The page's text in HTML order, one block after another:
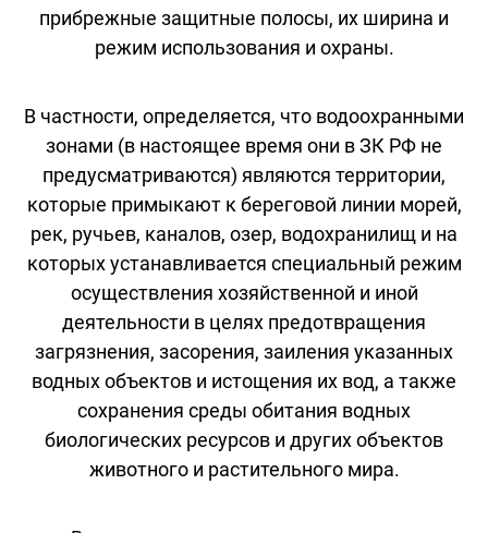
прибрежные защитные полосы, их ширина и
режим использования и охраны.
В частности, определяется, что водоохранными
зонами (в настоящее время они в ЗК РФ не
предусматриваются) являются территории,
которые примыкают к береговой линии морей,
рек, ручьев, каналов, озер, водохранилищ и на
которых устанавливается специальный режим
осуществления хозяйственной и иной
деятельности в целях предотвращения
загрязнения, засорения, заиления указанных
водных объектов и истощения их вод, а также
сохранения среды обитания водных
биологических ресурсов и других объектов
животного и растительного мира.